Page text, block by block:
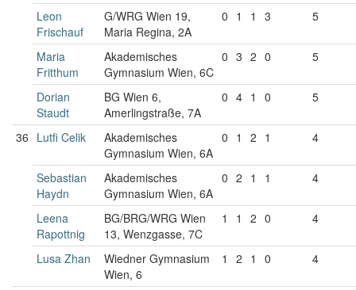
Leon
Frischauf
G/WRG Wien 19,
Maria Regina, 2A
0 1 1 3 5
Maria
Fritthum
Akademisches
Gymnasium Wien, 6C
0 3 2 0 5
Dorian
Staudt
BG Wien 6,
Amerlingstraße, 7A
0 4 1 0 5
36 Lutfi Celik
Akademisches
Gymnasium Wien, 6A
0 1 2 1 4
Sebastian
Haydn
Akademisches
Gymnasium Wien, 6A
0 2 1 1 4
Leena
Rapottnig
BG/BRG/WRG Wien
13, Wenzgasse, 7C
1 1 2 0 4
Lusa Zhan
Wiedner Gymnasium
Wien, 6
1 2 1 0 4